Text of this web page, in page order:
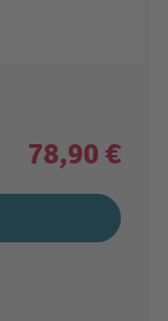
78,90 €